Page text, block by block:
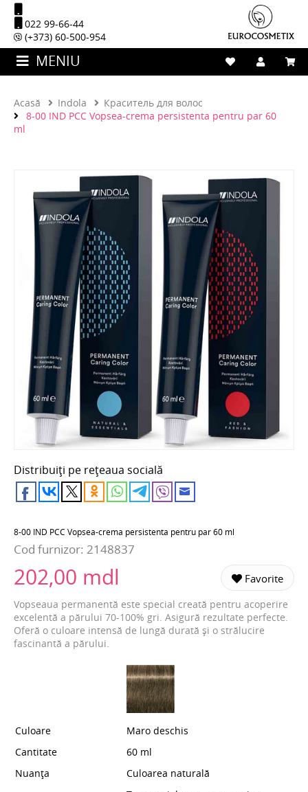
022 99-66-44
(+373) 60-500-954
MENIU
Acasă Indola
Краситель для волос
8-00 IND PCC Vopsea-crema persistenta pentru par 60
ml
Distribuiți pe rețeaua socială
8-00 IND PCC Vopsea-crema persistenta pentru par 60 ml
Cod furnizor: 2148837
202,00 mdl Favorite
Vopseaua permanentă este special creată pentru acoperire
excelentă a părului 70-100% gri. Asigură rezultate perfecte.
Oferă o culoare intensă de lungă durată și o strălucire
fascinantă a părului.
Culoare
Maro deschis
Cantitate
60 ml
Nuanța
Culoarea naturală